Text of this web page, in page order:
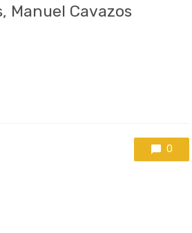
Manuel Cavazos
0